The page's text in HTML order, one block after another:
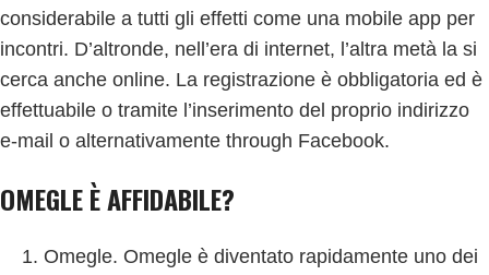
considerabile a tutti gli effetti come una mobile app per
incontri. D’altronde, nell’era di internet, l’altra metà la si
cerca anche online. La registrazione è obbligatoria ed è
effettuabile o tramite l’inserimento del proprio indirizzo
e-mail o alternativamente through Facebook.
OMEGLE È AFFIDABILE?
Omegle. Omegle è diventato rapidamente uno dei